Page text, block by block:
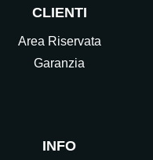
CLIENTI
Area Riservata
Garanzia
INFO